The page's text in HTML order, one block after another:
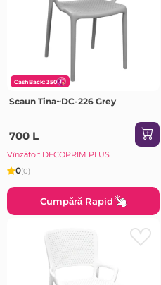
CashBack: 350
Scaun Tina~DC-226 Grey
700 L
Vînzător: DECOPRIM PLUS
0(0)
Cumpără Rapid